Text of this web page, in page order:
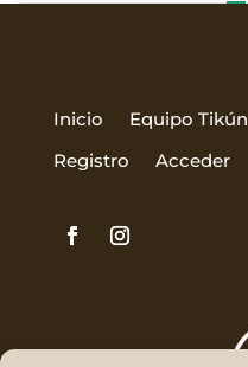
Inicio Equipo Tikún
Registro
Acceder